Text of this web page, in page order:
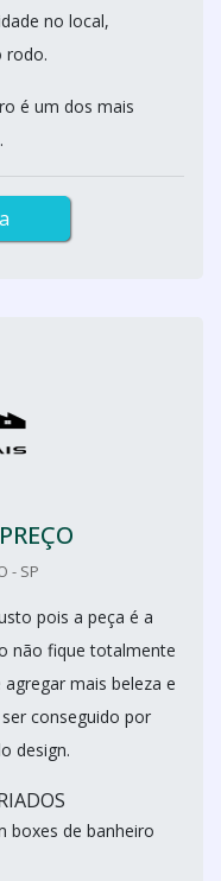
no local,
rodo.
é um dos mais
- SP
pois a peça é a
não fique totalmente
mais beleza e
conseguido por
design.
boxes de banheiro